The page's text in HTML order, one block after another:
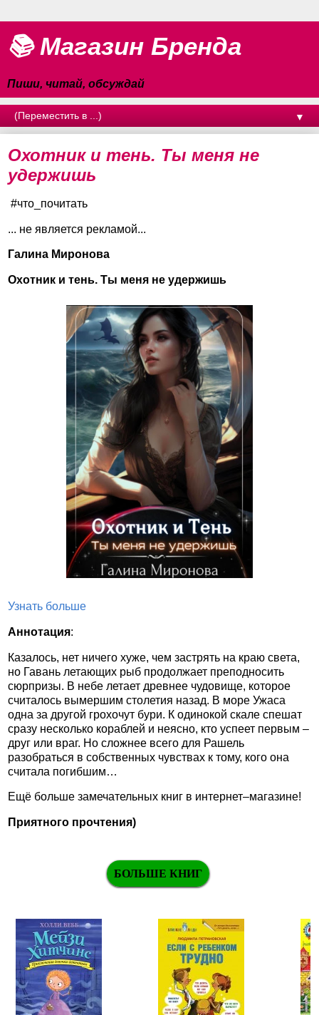
📚 Магазин Бренда
Пиши, читай, обсуждай
▼
Охотник и тень. Ты меня не
удержишь
#что_почитать
... не является рекламой...
Галина Миронова
Охотник и тень. Ты меня не удержишь
Узнать больше
Аннотация:
Казалось, нет ничего хуже, чем застрять на краю света,
но Гавань летающих рыб продолжает преподносить
сюрпризы. В небе летает древнее чудовище, которое
считалось вымершим столетия назад. В море Ужаса
одна за другой грохочут бури. К одинокой скале спешат
сразу несколько кораблей и неясно, кто успеет первым –
друг или враг. Но сложнее всего для Рашель
разобраться в собственных чувствах к тому, кого она
считала погибшим…
Ещё больше замечательных книг в интернет–магазине!
Приятного прочтения)
БОЛЬШЕ КНИГ